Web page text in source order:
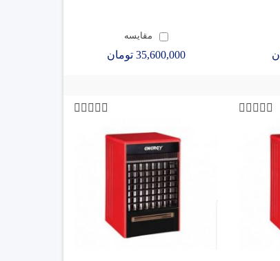
مقایسه
35,600,000 تومان